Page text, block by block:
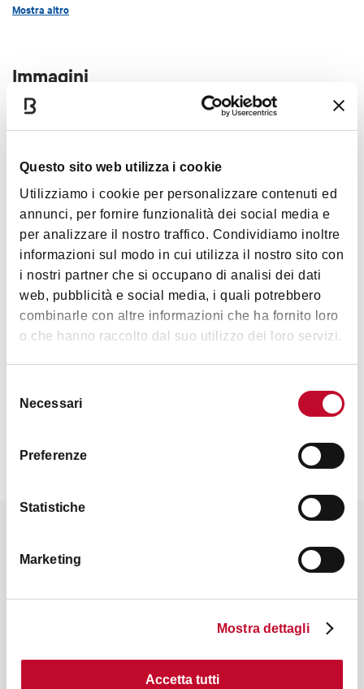
Questo sito web utilizza i cookie
Utilizziamo i cookie per personalizzare contenuti ed
annunci, per fornire funzionalità dei social media e
per analizzare il nostro traffico. Condividiamo inoltre
informazioni sul modo in cui utilizza il nostro sito con
i nostri partner che si occupano di analisi dei dati
web, pubblicità e social media, i quali potrebbero
combinarle con altre informazioni che ha fornito loro
o che hanno raccolto dal suo utilizzo dei loro servizi.
delNecessari
Preferenze
Statistiche
Marketing
Mostra dettagli
Accetta tutti
Mostra altro
Immagini